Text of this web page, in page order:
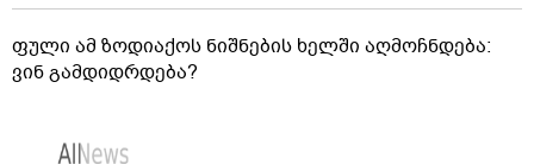
ფული ამ ზოდიაქოს ნიშნების ხელში აღმოჩნდება:
ვინ გამდიდრდება?